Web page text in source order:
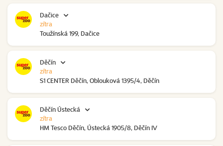
Dačice
Toužínská 199, Dačice
zítra
Děčín
S1 CENTER Děčín, Oblouková 1395/4, Děčín
zítra
Děčín Ústecká
HM Tesco Děčín, Ústecká 1905/8, Děčín IV
zítra